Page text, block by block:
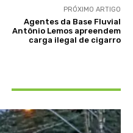
PRÓXIMO ARTIGO
Agentes da Base Fluvial
Antônio Lemos apreendem
carga ilegal de cigarro